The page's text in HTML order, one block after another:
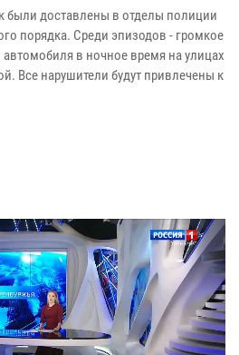
были доставлены в отделы полиции
порядка. Среди эпизодов - громкое
в ночное время на улицах
Все нарушители будут привлечены к